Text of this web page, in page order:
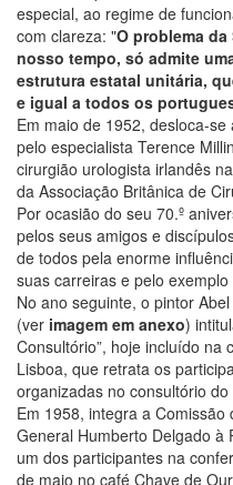
especial, ao regime de
com clareza: "O problema
nosso tempo, só admite
estrutura estatal unitária,
e igual a todos os
Em maio de 1952, desloca-
pelo especialista Terence
cirurgião urologista irlandês
da Associação Britânica de
Por ocasião do seu 70.º
pelos seus amigos e
de todos pela enorme
suas carreiras e pelo
No ano seguinte, o pintor
(ver imagem em anexo)
Consultório”, hoje incluído na
Lisboa, que retrata os
organizadas no consultório
Em 1958, integra a
General Humberto Delgado à
um dos participantes na
de maio no café Chave de